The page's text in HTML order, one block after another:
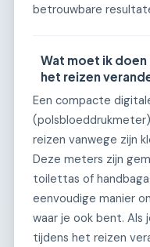
betrouwbare
Wat moet ik
het reizen
Een compacte
reizen vanwege zijn
Deze meters zijn
toilettas of
eenvoudige manier
waar je ook bent.
tijdens het reizen